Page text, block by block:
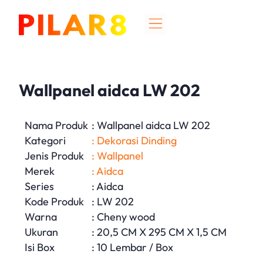
Wallpanel aidca LW 202
Nama Produk : Wallpanel aidca LW 202
Kategori
: Dekorasi Dinding
Jenis Produk
: Wallpanel
Merek
: Aidca
Series
: Aidca
Kode Produk
: LW 202
Warna
: Cheny wood
Ukuran
: 20,5 CM X 295 CM X 1,5 CM
Isi Box
: 10 Lembar / Box